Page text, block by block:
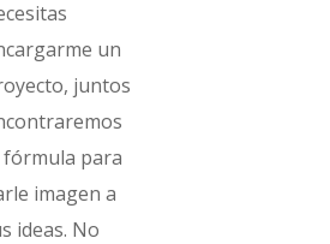
un
juntos
fórmula para
imagen a
ideas. No